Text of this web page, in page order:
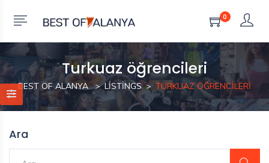
0
Turkuaz öğrencileri
BEST OF ALANYA LISTINGS TURKUAZ ÖĞRENCILERI
Ara